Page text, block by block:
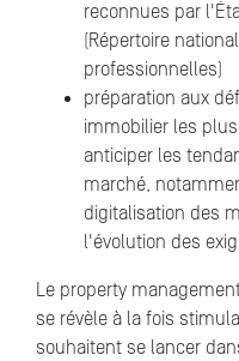
reconnues par
(Répertoire
professionnelles)
préparation aux
immobilier les
anticiper les
marché,
digitalisation des
l'évolution des
Le property
se révèle à la fois
souhaitent se lancer